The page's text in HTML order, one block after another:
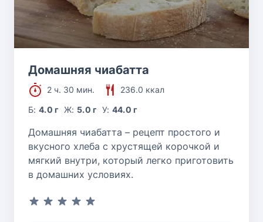
Домашняя чиабатта
2 ч. 30 мин.
236.0 ккал
Б:4.0 г Ж: 5.0 г У: 44.0 г
Домашняя чиабатта – рецепт простого и
вкусного хлеба с хрустящей корочкой и
мягкий внутри, который легко приготовить
в домашних условиях.